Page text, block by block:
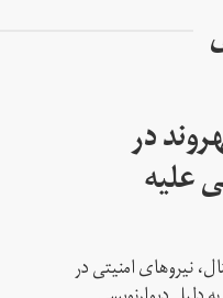
۴۰ شهروند در
علیه
نیروهای امنیتی در